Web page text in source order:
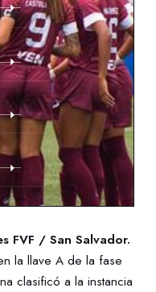
FVF / San Salvador.
la llave A de la fase
clasificó a la instancia